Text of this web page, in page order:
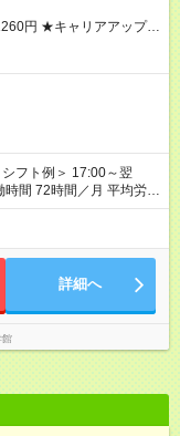
ップ制
間
給与は本採用時と同じ
フト例＞ 17:00～翌
17:00～翌8:30（休憩
／月
詳細へ
館